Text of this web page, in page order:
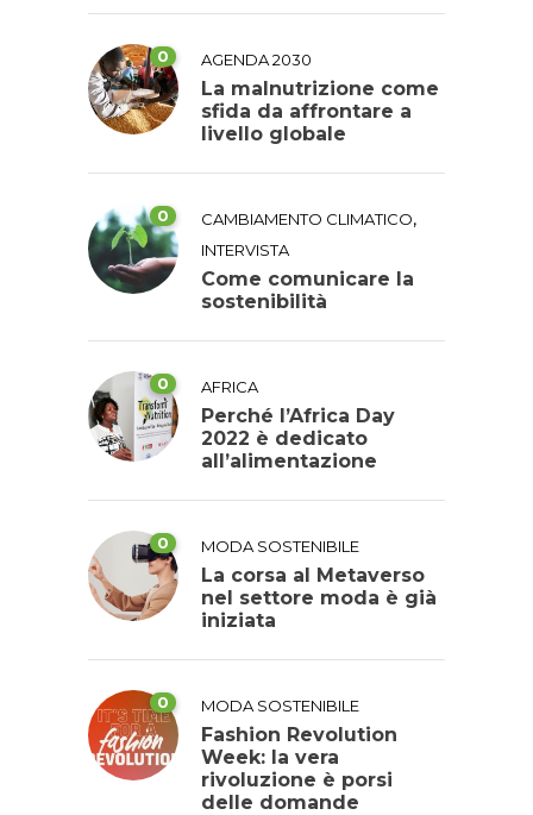
0 AGENDA 2030
La malnutrizione come
sfida da affrontare a
livello globale
0 CAMBIAMENTO CLIMATICO,
INTERVISTA
Come comunicare la
sostenibilità
0 AFRICA
Perché l’Africa Day
2022 è dedicato
all’alimentazione
0 MODA SOSTENIBILE
La corsa al Metaverso
nel settore moda è già
iniziata
0 MODA SOSTENIBILE
Fashion Revolution
Week: la vera
rivoluzione è porsi
delle domande